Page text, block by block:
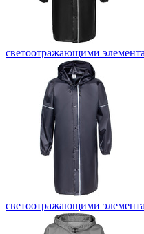
светоотражающими
светоотражающими